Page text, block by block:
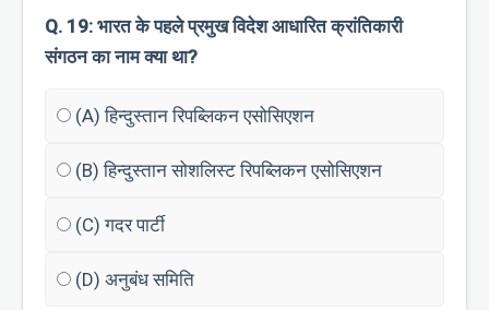
Q. 19: भारत के पहले प्रमुख विदेश आधारित क्रांतिकारी
संगठन का नाम क्या था?
(A) हिन्दुस्तान रिपब्लिकन एसोसिएशन
(B) हिन्दुस्तान सोशलिस्ट रिपब्लिकन एसोसिएशन
(C) गदर पार्टी
(D) अनुबंध समिति